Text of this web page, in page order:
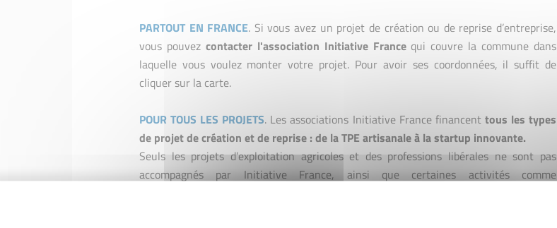
PARTOUT EN FRANCE. Si vous avez un projet de création ou de reprise d’entreprise,
vous pouvez contacter l'association Initiative Francequi couvre la commune dans
laquelle vous voulez monter votre projet. Pour avoir ses coordonnées, il suffit de
cliquer sur la carte.
POUR TOUS LES PROJETS. Les associations Initiative France financent tous les types
de projet de création et de reprise : de la TPE artisanale à la startup innovante.
Seuls les projets d’exploitation agricoles et des professions libérales ne sont pas
accompagnés par Initiative France, ainsi que certaines activités comme